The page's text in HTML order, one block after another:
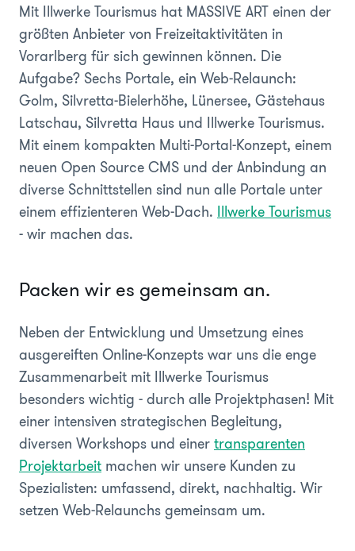
Mit Illwerke Tourismus hat MASSIVE ART einen der
größten Anbieter von Freizeitaktivitäten in
Vorarlberg für sich gewinnen können. Die
Aufgabe? Sechs Portale, ein Web-Relaunch:
Golm, Silvretta-Bielerhöhe, Lünersee, Gästehaus
Latschau, Silvretta Haus und Illwerke Tourismus.
Mit einem kompakten Multi-Portal-Konzept, einem
neuen Open Source CMS und der Anbindung an
diverse Schnittstellen sind nun alle Portale unter
einem effizienteren Web-Dach. Illwerke Tourismus
- wir machen das.
Packen wir es gemeinsam an.
Neben der Entwicklung und Umsetzung eines
ausgereiften Online-Konzepts war uns die enge
Zusammenarbeit mit Illwerke Tourismus
besonders wichtig - durch alle Projektphasen! Mit
einer intensiven strategischen Begleitung,
diversen Workshops und einertransparenten
Projektarbeit machen wir unsere Kunden zu
Spezialisten: umfassend, direkt, nachhaltig. Wir
setzen Web-Relaunchs gemeinsam um.